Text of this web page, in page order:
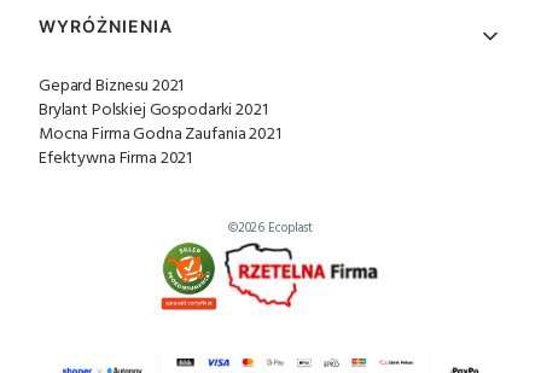
WYRÓŻNIENIA
Gepard Biznesu 2021
Brylant Polskiej Gospodarki 2021
Mocna Firma Godna Zaufania 2021
Efektywna Firma 2021
©2026 Ecoplast